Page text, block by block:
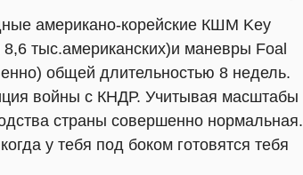
американо-корейские КШМ Key
тыс.американских)и маневры Foal
общей длительностью 8 недель.
войны с КНДР. Учитывая масштабы
страны совершенно нормальная.
у тебя под боком готовятся тебя